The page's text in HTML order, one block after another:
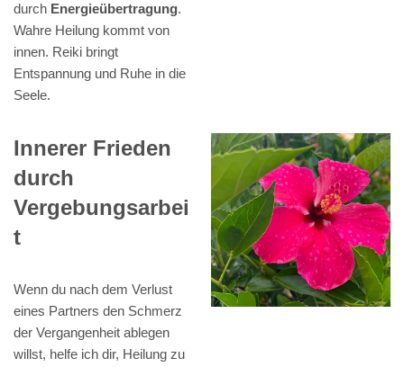
durch Energieübertragung.
Wahre Heilung kommt von
innen. Reiki bringt
Entspannung und Ruhe in die
Seele.
Innerer Frieden
durch
Vergebungsarbei
t
Wenn du nach dem Verlust
eines Partners den Schmerz
der Vergangenheit ablegen
willst, helfe ich dir, Heilung zu